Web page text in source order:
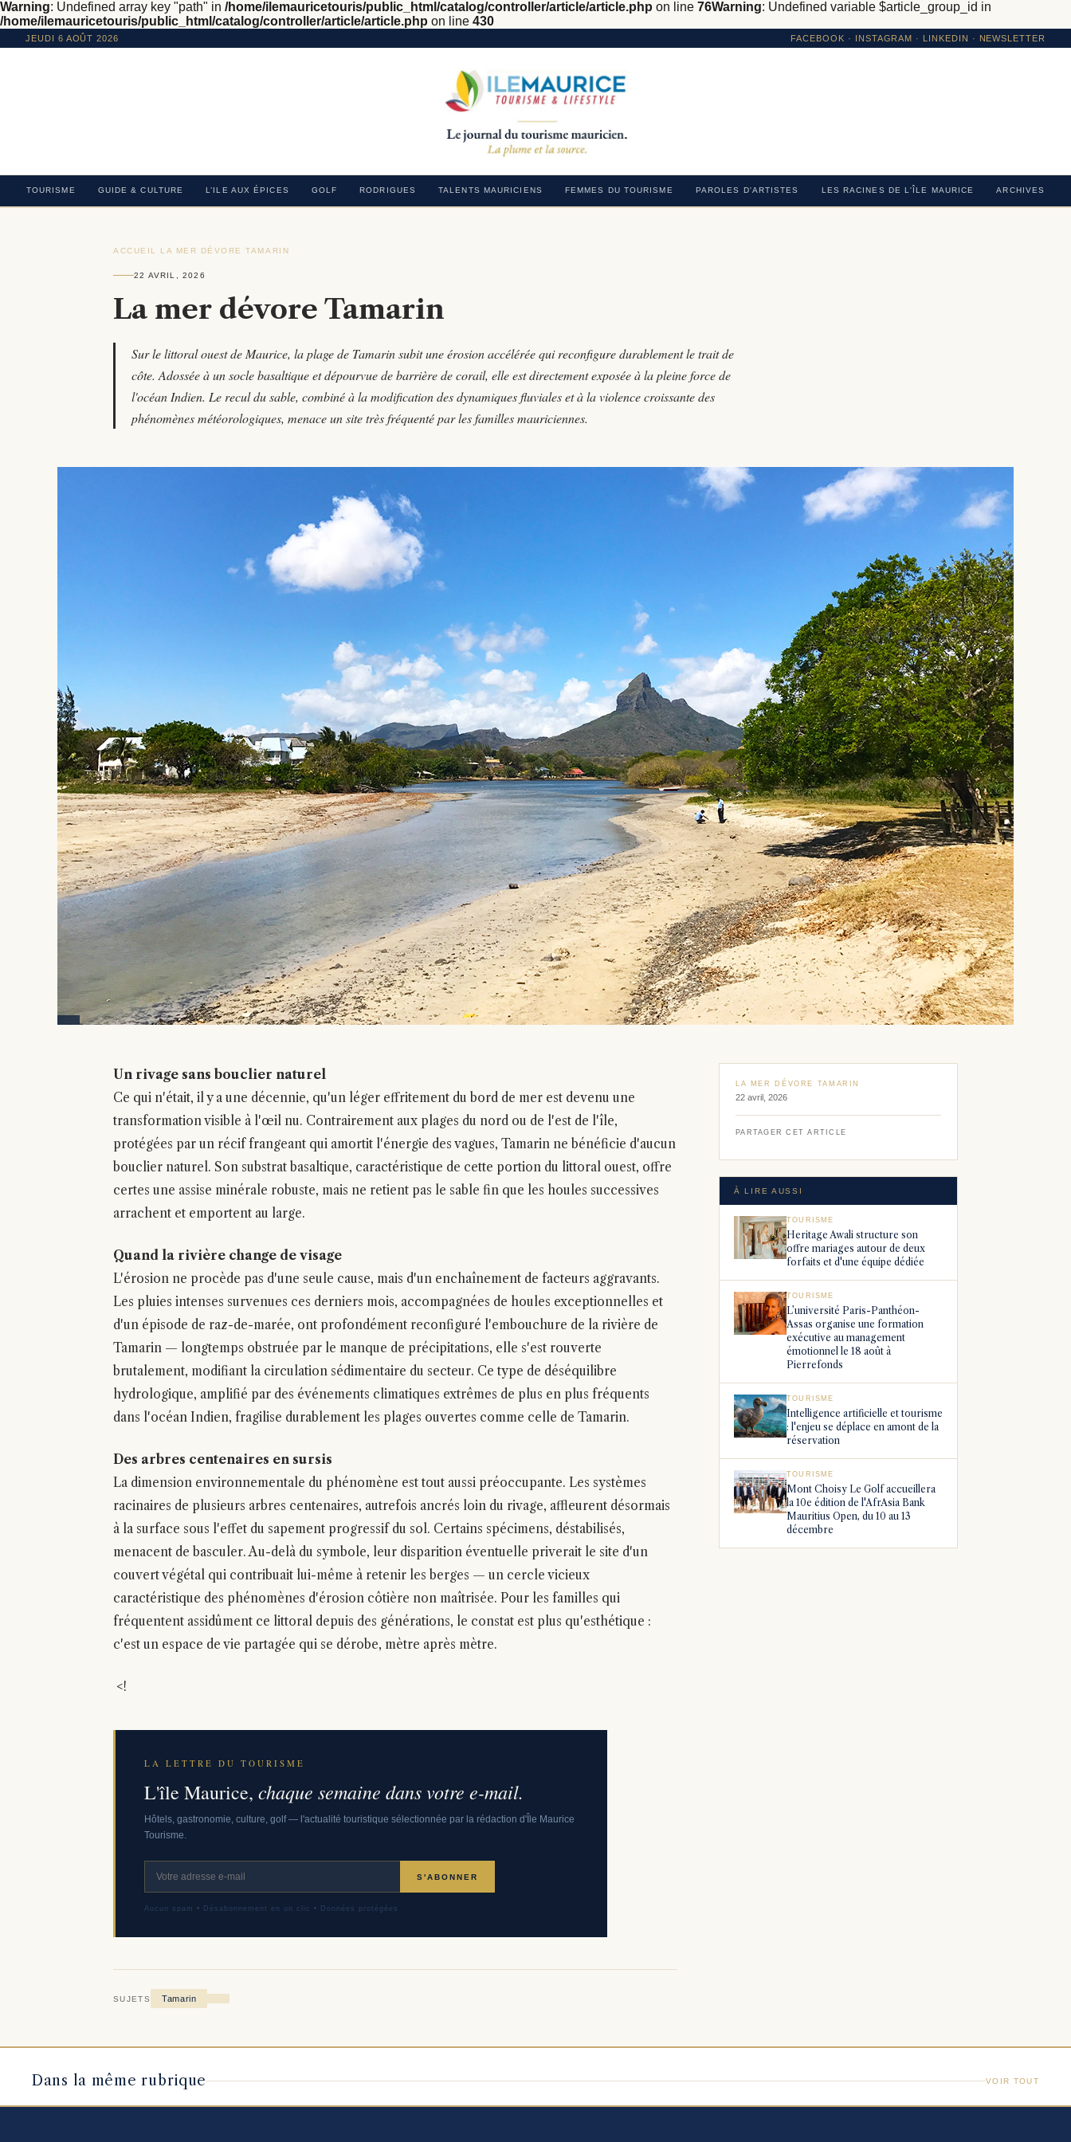
Warning: Undefined array key "path" in /home/ilemauricetouris/public_html/catalog/controller/article/article.php on line 76Warning: Undefined variable $article_group_id in
/home/ilemauricetouris/public_html/catalog/controller/article/article.php on line 430
JEUDI 6 AOÛT 2026 FACEBOOK · INSTAGRAM · LINKEDIN · NEWSLETTER
TOURISME GUIDE & CULTURE L’ILE AUX ÉPICES GOLF RODRIGUES TALENTS MAURICIENS FEMMES DU TOURISME PAROLES D'ARTISTES LES RACINES DE L'ÎLE MAURICE ARCHIVES
ACCUEIL LA MER DÉVORE TAMARIN
22 AVRIL, 2026
La mer dévore Tamarin
Sur le littoral ouest de Maurice, la plage de Tamarin subit une érosion accélérée qui reconfigure durablement le trait de
côte. Adossée à un socle basaltique et dépourvue de barrière de corail, elle est directement exposée à la pleine force de
l'océan Indien. Le recul du sable, combiné à la modification des dynamiques fluviales et à la violence croissante des
phénomènes météorologiques, menace un site très fréquenté par les familles mauriciennes.
Un rivage sans bouclier naturel
Ce qui n'était, il y a une décennie, qu'un léger effritement du bord de mer est devenu une
transformation visible à l'œil nu. Contrairement aux plages du nord ou de l'est de l'île,
protégées par un récif frangeant qui amortit l'énergie des vagues, Tamarin ne bénéficie d'aucun
bouclier naturel. Son substrat basaltique, caractéristique de cette portion du littoral ouest, offre
certes une assise minérale robuste, mais ne retient pas le sable fin que les houles successives
arrachent et emportent au large.
Quand la rivière change de visage
L'érosion ne procède pas d'une seule cause, mais d'un enchaînement de facteurs aggravants.
Les pluies intenses survenues ces derniers mois, accompagnées de houles exceptionnelles et
d'un épisode de raz-de-marée, ont profondément reconfiguré l'embouchure de la rivière de
Tamarin — longtemps obstruée par le manque de précipitations, elle s'est rouverte
brutalement, modifiant la circulation sédimentaire du secteur. Ce type de déséquilibre
hydrologique, amplifié par des événements climatiques extrêmes de plus en plus fréquents
dans l'océan Indien, fragilise durablement les plages ouvertes comme celle de Tamarin.
Des arbres centenaires en sursis
La dimension environnementale du phénomène est tout aussi préoccupante. Les systèmes
racinaires de plusieurs arbres centenaires, autrefois ancrés loin du rivage, affleurent désormais
à la surface sous l'effet du sapement progressif du sol. Certains spécimens, déstabilisés,
menacent de basculer. Au-delà du symbole, leur disparition éventuelle priverait le site d'un
couvert végétal qui contribuait lui-même à retenir les berges — un cercle vicieux
caractéristique des phénomènes d'érosion côtière non maîtrisée. Pour les familles qui
fréquentent assidûment ce littoral depuis des générations, le constat est plus qu'esthétique :
c'est un espace de vie partagée qui se dérobe, mètre après mètre.
<!
LA LETTRE DU TOURISME
L'île Maurice, chaque semaine dans votre e-mail.
Hôtels, gastronomie, culture, golf — l'actualité touristique sélectionnée par la rédaction d'Île Maurice
Tourisme.
S'ABONNER
Aucun spam • Désabonnement en un clic • Données protégées
SUJETS Tamarin
LA MER DÉVORE TAMARIN
22 avril, 2026
PARTAGER CET ARTICLE
À LIRE AUSSI
TOURISME
Heritage Awali structure son
offre mariages autour de deux
forfaits et d'une équipe dédiée
TOURISME
L’université Paris-Panthéon-
Assas organise une formation
exécutive au management
émotionnel le 18 août à
Pierrefonds
TOURISME
Intelligence artificielle et tourisme
: l'enjeu se déplace en amont de la
réservation
TOURISME
Mont Choisy Le Golf accueillera
la 10e édition de l'AfrAsia Bank
Mauritius Open, du 10 au 13
décembre
Dans la même rubrique VOIR TOUT